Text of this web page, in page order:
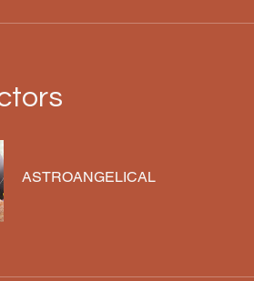
ASTROANGELICAL